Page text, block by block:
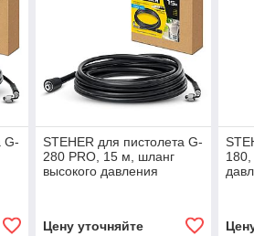
G-
STEHER для пистолета G-
280 PRO, 15 м, шланг
высокого давления
Цену уточняйте